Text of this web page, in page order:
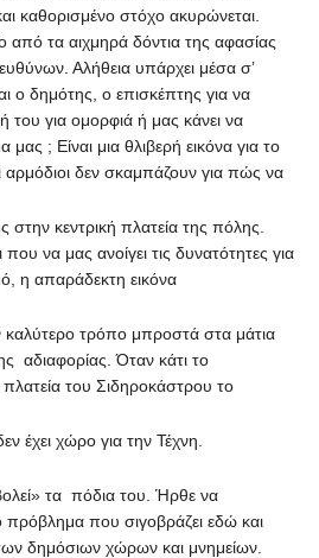
καθορισμένο στόχο ακυρώνεται.
από τα αιχμηρά δόντια της αφασίας
Αλήθεια υπάρχει μέσα σ’
ο δημότης, ο επισκέπτης για να
του για ομορφιά ή μας κάνει να
; Είναι μια θλιβερή εικόνα για το
αρμόδιοι δεν σκαμπάζουν για πώς να
στην κεντρική πλατεία της πόλης.
να μας ανοίγει τις δυνατότητες για
η απαράδεκτη εικόνα
καλύτερο τρόπο μπροστά στα μάτια
αδιαφορίας. Όταν κάτι το
του Σιδηροκάστρου το
έχει χώρο για την Τέχνη.
τα πόδια του. Ήρθε να
πρόβλημα που σιγοβράζει εδώ και
δημόσιων χώρων και μνημείων.